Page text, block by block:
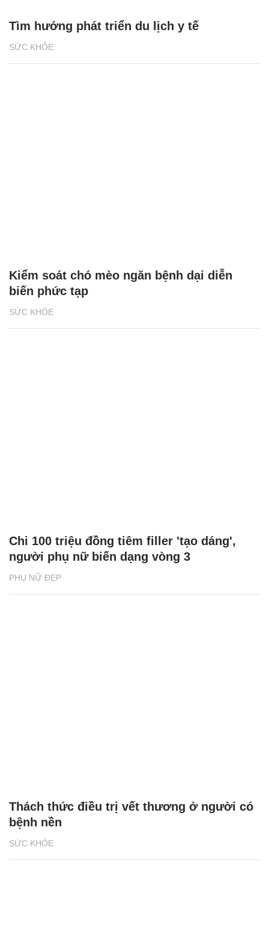
SỨC KHỎE
Tìm hướng phát triển du lịch y tế
SỨC KHỎE
Kiểm soát chó mèo ngăn bệnh dại diễn
biến phức tạp
PHỤ NỮ ĐẸP
Chi 100 triệu đồng tiêm filler 'tạo dáng',
người phụ nữ biến dạng vòng 3
SỨC KHỎE
Thách thức điều trị vết thương ở người có
bệnh nền